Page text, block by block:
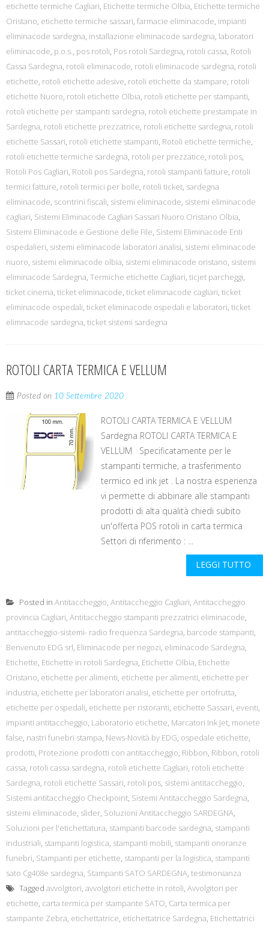
etichette termiche Cagliari, Etichette termiche Olbia, Etichette termiche
Oristano, etichette termiche sassari, farmacie eliminacode, impianti
eliminacode sardegna, installazione eliminacode sardegna, laboratori
eliminacode, p.o.s., pos rotoli, Pos rotoli Sardegna, rotoli cassa, Rotoli
Cassa Sardegna, rotoli eliminacode, rotoli eliminacode sardegna, rotoli
etichette, rotoli etichette adesive, rotoli etichette da stampare, rotoli
etichette Nuoro, rotoli etichette Olbia, rotoli etichette per stampanti,
rotoli etichette per stampanti sardegna, rotoli etichette prestampate in
Sardegna, rotoli etichette prezzatrice, rotoli etichette sardegna, rotoli
etichette Sassari, rotoli etichette stampanti, Rotoli etichette termiche,
rotoli etichette termiche sardegna, rotoli per prezzatice, rotoli pos,
Rotoli Pos Cagliari, Rotoli pos Sardegna, rotoli stampanti fatture, rotoli
termici fatture, rotoli termici per bolle, rotoli ticket, sardegna
eliminacode, scontrini fiscali, sistemi eliminacode, sistemi eliminacode
cagliari, Sistemi Eliminacode Cagliari Sassari Nuoro Oristano Olbia,
Sistemi Eliminacode e Gestione delle File, Sistemi Eliminacode Enti
ospedalieri, sistemi eliminacode laboratori analisi, sistemi eliminacode
nuoro, sistemi eliminacode olbia, sistemi eliminacode oristano, sistemi
eliminacode Sardegna, Termiche etichette Cagliari, ticjet parcheggi,
ticket cinema, ticket eliminacode, ticket eliminacode cagliari, ticket
eliminacode ospedali, ticket eliminacode ospedali e laboratori, ticket
elimnacode sardegna, ticket sistemi sardegna
ROTOLI CARTA TERMICA E VELLUM
Posted on 10 Settembre 2020
ROTOLI CARTA TERMICA E VELLUM
Sardegna ROTOLI CARTA TERMICA E
VELLUM Specificatamente per le
stampanti termiche, a trasferimento
termico ed ink jet . La nostra esperienza
vi permette di abbinare alle stampanti
prodotti di alta qualità chiedi subito
un'offerta POS rotoli in carta termica
Settori di riferimento : ...
LEGGI TUTTO
Posted in Antitaccheggio, Antitaccheggio Cagliari, Antitaccheggio
provincia Cagliari, Antitaccheggio stampanti prezzatrici eliminacode,
antitaccheggio-sistemi- radio frequenza Sardegna, barcode stampanti,
Benvenuto EDG srl, Eliminacode per negozi, eliminacode Sardegna,
Etichette, Etichette in rotoli Sardegna, Etichette Olbia, Etichette
Oristano, etichette per alimenti, etichette per alimenti, etichette per
industria, etichette per laboratori analisi, etichette per ortofrutta,
etichette per ospedali, etichette per ristoranti, etichette Sassari, eventi,
impianti antitaccheggio, Laboratorio etichette, Marcatori Ink Jet, monete
false, nastri funebri stampa, News-Novità by EDG, ospedale etichette,
prodotti, Protezione prodotti con antitaccheggio, Ribbon, Ribbon, rotoli
cassa, rotoli cassa sardegna, rotoli etichette Cagliari, rotoli etichette
Sardegna, rotoli etichette Sassari, rotoli pos, sistemi antitaccheggio,
Sistemi antitaccheggio Checkpoint, Sistemi Antitaccheggio Sardegna,
sistemi eliminacode, slider, Soluzioni Antitaccheggio SARDEGNA,
Soluzioni per l'etichettatura, stampanti barcode sardegna, stampanti
industriali, stampanti logistica, stampanti mobili, stampanti onoranze
funebri, Stampanti per etichette, stampanti per la logistica, stampanti
sato Cg408e sardegna, Stampanti SATO SARDEGNA, testimonianza
Tagged avvolgitori, avvolgitori etichette in rotoli, Avvolgitori per
etichette, carta termica per stampante SATO, Carta termica per
stampante Zebra, etichettatrice, etichettatrice Sardegna, Etichettatrici